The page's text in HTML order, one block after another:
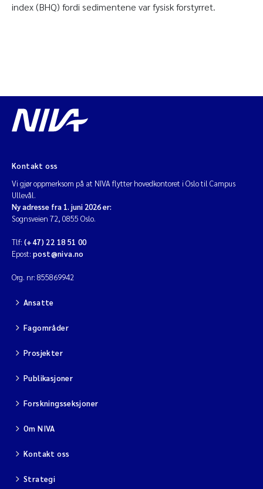
index (BHQ) fordi sedimentene var fysisk forstyrret.
Kontakt oss
Vi gjør oppmerksom på at NIVA flytter hovedkontoret i Oslo til Campus
Ullevål.
Ny adresse fra 1. juni 2026 er:
Sognsveien 72, 0855 Oslo.
Tlf: (+47) 22 18 51 00
Epost: post@niva.no
Org. nr: 855869942
Ansatte
Fagområder
Prosjekter
Publikasjoner
Forskningsseksjoner
Om NIVA
Kontakt oss
Strategi